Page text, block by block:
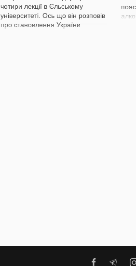
чотири лекції в Єльському
університеті. Ось що він розповів
про становлення України